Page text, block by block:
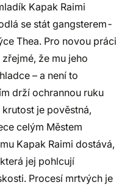
Kapak Raimi
se stát gangsterem-
Thea. Pro novou práci
že mu jeho
– a není to
drží ochrannou ruku
je pověstná,
celým Městem
Kapak Raimi dostává,
jej pohlcují
Procesí mrtvých je